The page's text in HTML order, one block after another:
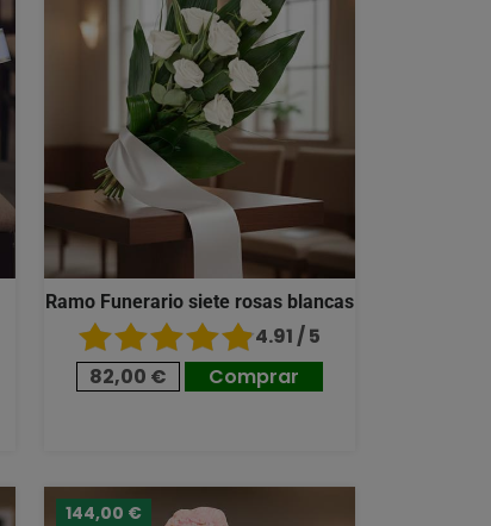
Ramo Funerario siete rosas blancas
4.91 / 5
82,00 €
Comprar
144,00 €